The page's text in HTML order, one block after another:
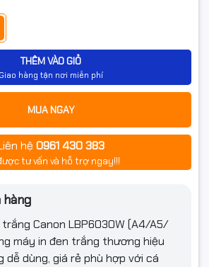
THÊM VÀO GIỎ
Giao hàng tận nơi miễn phí
MUA NGAY
hệ 0961 430 383
tư vấn và hỗ trợ ngay!!!
hàng
Canon LBP6030W (A4/A5/
máy in đen trắng thương hiệu
dễ dùng, giá rẻ phù hợp với cá
đen trắng Canon